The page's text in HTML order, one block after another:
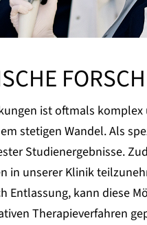
ist oftmals
stetigen Wandel. Als
Studienergebnisse.
in unserer Klinik
kann diese
Therapieverfahren